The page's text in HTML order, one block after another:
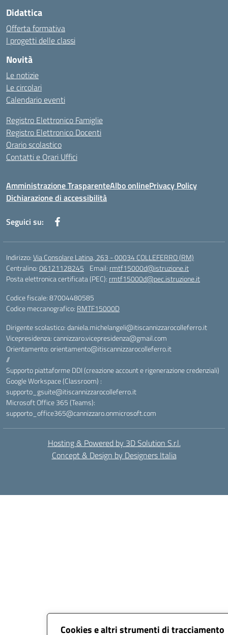
Cookies e altri strumenti di tracciamento
Didattica
Offerta formativa
I progetti delle classi
Novità
Le notizie
Le circolari
Calendario eventi
Registro Elettronico Famiglie
Registro Elettronico Docenti
Orario scolastico
Contatti e Orari Uffici
Amministrazione TrasparenteAlbo onlinePrivacy Policy
Dichiarazione di accessibilità
Seguici su:
Indirizzo:Via Consolare Latina, 263 - 00034 COLLEFERRO (RM)
Centralino:06121128245 Email: rmtf15000d@istruzione.it
Posta elettronica certificata (PEC): rmtf15000d@pec.istruzione.it
Codice fiscale: 87004480585
Codice meccanografico: RMTF15000D
Dirigente scolastico: daniela.michelangeli@itiscannizzarocolleferro.it
Vicepresidenza: cannizzaro.vicepresidenza@gmail.com
Orientamento: orientamento@itiscannizzarocolleferro.it
//
Supporto piattaforme DDI (creazione account e rigenerazione credenziali)
Google Workspace (Classroom) :
supporto_gsuite@itiscannizzarocolleferro.it
Microsoft Office 365 (Teams):
supporto_office365@cannizzaro.onmicrosoft.com
Hosting & Powered by 3D Solution S.r.l.
Concept & Design by Designers Italia